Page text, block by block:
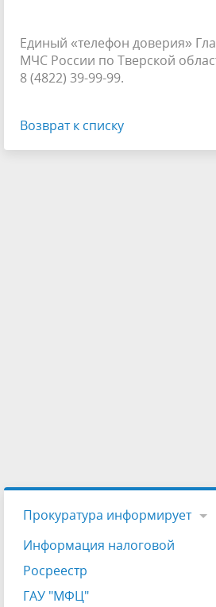
Единый «телефон доверия»
МЧС России по Тверской
8 (4822) 39-99-99.
Возврат к списку
Прокуратура информирует
Информация налоговой
Росреестр
ГАУ "МФЦ"